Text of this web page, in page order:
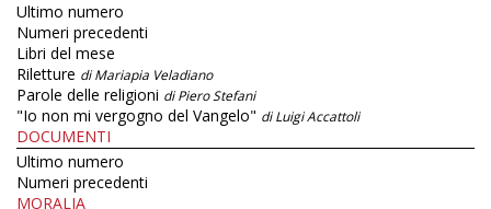
Ultimo numero
Numeri precedenti
Libri del mese
Riletture di Mariapia Veladiano
Parole delle religioni di Piero Stefani
"Io non mi vergogno del Vangelo" di Luigi Accattoli
DOCUMENTI
Ultimo numero
Numeri precedenti
MORALIA